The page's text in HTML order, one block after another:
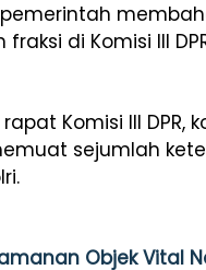
pemerintah
fraksi di Komisi III
Komisi III DPR,
sejumlah
Objek Vital